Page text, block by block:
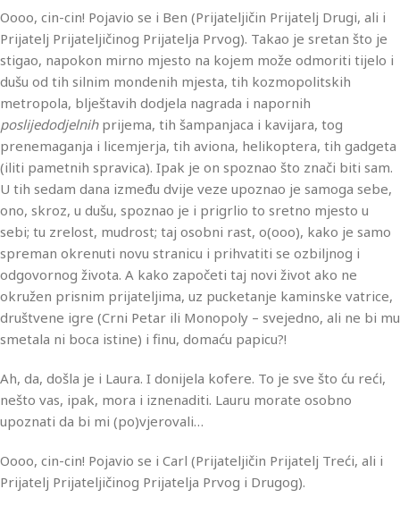
Oooo, cin-cin! Pojavio se i Ben (Prijateljičin Prijatelj Drugi, ali i
Prijatelj Prijateljičinog Prijatelja Prvog). Takao je sretan što je
stigao, napokon mirno mjesto na kojem može odmoriti tijelo i
dušu od tih silnim mondenih mjesta, tih kozmopolitskih
metropola, blještavih dodjela nagrada i napornih
poslijedodjelnihprijema, tih šampanjaca i kavijara, tog
prenemaganja i licemjerja, tih aviona, helikoptera, tih gadgeta
(iliti pametnih spravica). Ipak je on spoznao što znači biti sam.
U tih sedam dana između dvije veze upoznao je samoga sebe,
ono, skroz, u dušu, spoznao je i prigrlio to sretno mjesto u
sebi; tu zrelost, mudrost; taj osobni rast, o(ooo), kako je samo
spreman okrenuti novu stranicu i prihvatiti se ozbiljnog i
odgovornog života. A kako započeti taj novi život ako ne
okružen prisnim prijateljima, uz pucketanje kaminske vatrice,
društvene igre (Crni Petar ili Monopoly – svejedno, ali ne bi mu
smetala ni boca istine) i finu, domaću papicu?!
Ah, da, došla je i Laura. I donijela kofere. To je sve što ću reći,
nešto vas, ipak, mora i iznenaditi. Lauru morate osobno
upoznati da bi mi (po)vjerovali…
Oooo, cin-cin! Pojavio se i Carl (Prijateljičin Prijatelj Treći, ali i
Prijatelj Prijateljičinog Prijatelja Prvog i Drugog).